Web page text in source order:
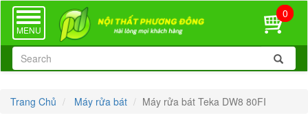
TOGGLE
NAVIGATION
MENU
0
Trang Chủ Máy rửa bát Máy rửa bát Teka DW8 80FI